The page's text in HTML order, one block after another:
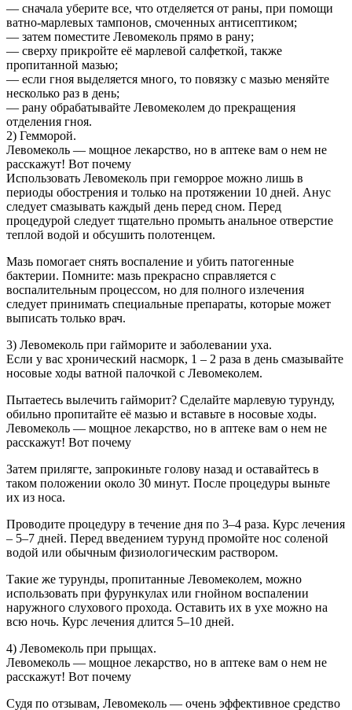
— сначала уберите все, что отделяется от раны, при помощи
ватно-марлевых тампонов, смоченных антисептиком;
— затем поместите Левомеколь прямо в рану;
— сверху прикройте её марлевой салфеткой, также
пропитанной мазью;
— если гноя выделяется много, то повязку с мазью меняйте
несколько раз в день;
— рану обрабатывайте Левомеколем до прекращения
отделения гноя.
2) Гемморой.
Левомеколь — мощное лекарство, но в аптеке вам о нем не
расскажут! Вот почему
Использовать Левомеколь при геморрое можно лишь в
периоды обострения и только на протяжении 10 дней. Анус
следует смазывать каждый день перед сном. Перед
процедурой следует тщательно промыть анальное отверстие
теплой водой и обсушить полотенцем.
Мазь помогает снять воспаление и убить патогенные
бактерии. Помните: мазь прекрасно справляется с
воспалительным процессом, но для полного излечения
следует принимать специальные препараты, которые может
выписать только врач.
3) Левомеколь при гайморите и заболевании уха.
Если у вас хронический насморк, 1 – 2 раза в день смазывайте
носовые ходы ватной палочкой с Левомеколем.
Пытаетесь вылечить гайморит? Сделайте марлевую турунду,
обильно пропитайте её мазью и вставьте в носовые ходы.
Левомеколь — мощное лекарство, но в аптеке вам о нем не
расскажут! Вот почему
Затем прилягте, запрокиньте голову назад и оставайтесь в
таком положении около 30 минут. После процедуры выньте
их из носа.
Проводите процедуру в течение дня по 3–4 раза. Курс лечения
– 5–7 дней. Перед введением турунд промойте нос соленой
водой или обычным физиологическим раствором.
Такие же турунды, пропитанные Левомеколем, можно
использовать при фурункулах или гнойном воспалении
наружного слухового прохода. Оставить их в ухе можно на
всю ночь. Курс лечения длится 5–10 дней.
4) Левомеколь при прыщах.
Левомеколь — мощное лекарство, но в аптеке вам о нем не
расскажут! Вот почему
Судя по отзывам, Левомеколь — очень эффективное средство